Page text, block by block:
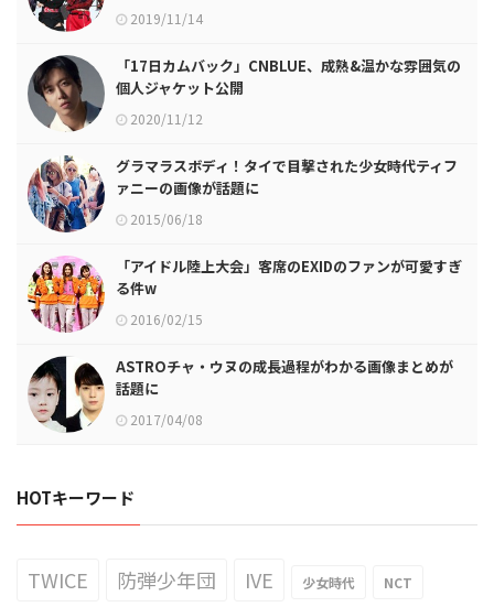
2019/11/14
「17日カムバック」CNBLUE、成熟&温かな雰囲気の
個人ジャケット公開
2020/11/12
グラマラスボディ！タイで目撃された少女時代ティフ
ァニーの画像が話題に
2015/06/18
「アイドル陸上大会」客席のEXIDのファンが可愛すぎ
る件w
2016/02/15
ASTROチャ・ウヌの成長過程がわかる画像まとめが
話題に
2017/04/08
HOTキーワード
TWICE 防弾少年団 IVE 少女時代 NCT